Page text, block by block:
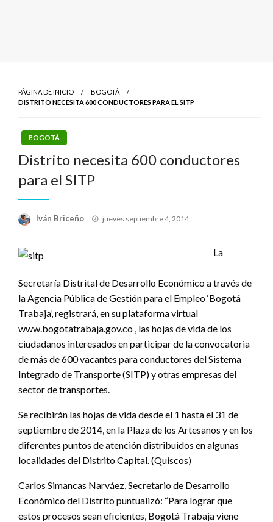
PÁGINA DE INICIO
BOGOTÁ
DISTRITO NECESITA 600 CONDUCTORES PARA EL SITP
BOGOTÁ
Distrito necesita 600 conductores
para el SITP
Iván Briceño
Publicado
jueves septiembre 4, 2014
La
Secretaría Distrital de Desarrollo Económico a través de
la Agencia Pública de Gestión para el Empleo ‘Bogotá
Trabaja’, registrará, en su plataforma virtual
www.bogotatrabaja.gov.co , las hojas de vida de los
ciudadanos interesados en participar de la convocatoria
de más de 600 vacantes para conductores del Sistema
Integrado de Transporte (SITP) y otras empresas del
sector de transportes.
Se recibirán las hojas de vida desde el 1 hasta el 31 de
septiembre de 2014, en la Plaza de los Artesanos y en los
diferentes puntos de atención distribuidos en algunas
localidades del Distrito Capital. (Quiscos)
Carlos Simancas Narváez, Secretario de Desarrollo
Económico del Distrito puntualizó: “Para lograr que
estos procesos sean eficientes, Bogotá Trabaja viene